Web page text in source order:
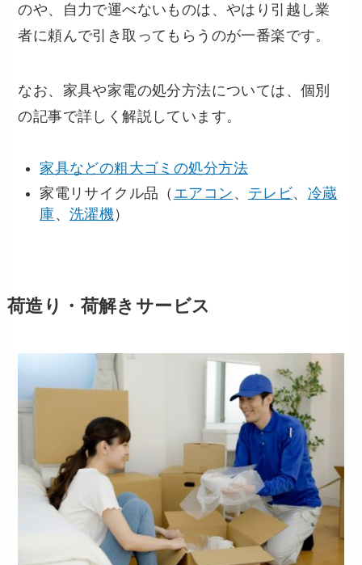
のや、自力で運べないものは、やはり引越し業
者に頼んで引き取ってもらうのが一番楽です。
なお、家具や家電の処分方法については、個別
の記事で詳しく解説しています。
家具などの粗大ゴミの処分方法
家電リサイクル品（ エアコン 、 テレビ、 冷蔵
庫、洗濯機 ）
荷造り・荷解きサービス